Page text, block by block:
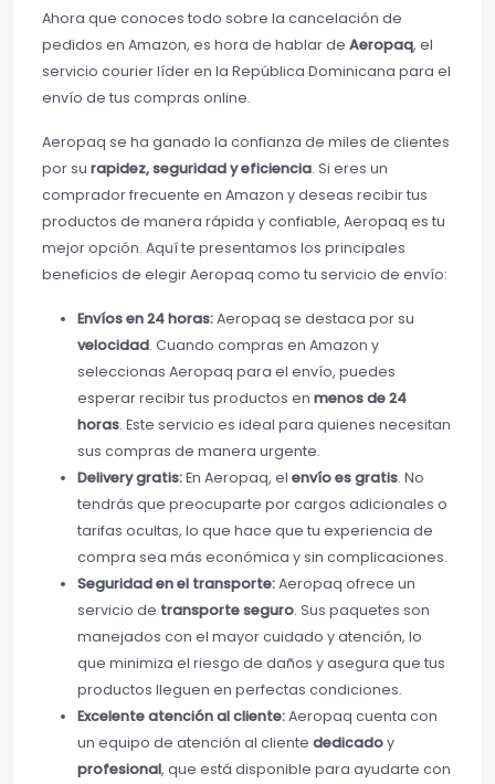
Ahora que conoces todo sobre la cancelación de
pedidos en Amazon, es hora de hablar de Aeropaq, el
servicio courier líder en la República Dominicana para el
envío de tus compras online.
Aeropaq se ha ganado la confianza de miles de clientes
por su rapidez, seguridad y eficiencia. Si eres un
comprador frecuente en Amazon y deseas recibir tus
productos de manera rápida y confiable, Aeropaq es tu
mejor opción. Aquí te presentamos los principales
beneficios de elegir Aeropaq como tu servicio de envío:
Envíos en 24 horas:Aeropaq se destaca por su
velocidad. Cuando compras en Amazon y
seleccionas Aeropaq para el envío, puedes
esperar recibir tus productos en menos de 24
horas. Este servicio es ideal para quienes necesitan
sus compras de manera urgente.
Delivery gratis:En Aeropaq, el envío es gratis. No
tendrás que preocuparte por cargos adicionales o
tarifas ocultas, lo que hace que tu experiencia de
compra sea más económica y sin complicaciones.
Seguridad en el transporte:Aeropaq ofrece un
servicio de transporte seguro. Sus paquetes son
manejados con el mayor cuidado y atención, lo
que minimiza el riesgo de daños y asegura que tus
productos lleguen en perfectas condiciones.
Excelente atención al cliente:Aeropaq cuenta con
un equipo de atención al cliente dedicadoy
profesional, que está disponible para ayudarte con